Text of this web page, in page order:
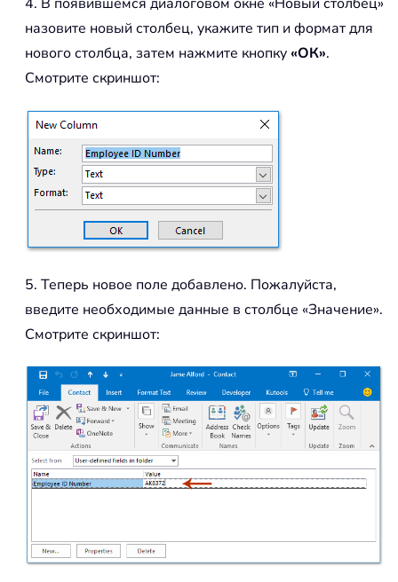
назовите новый столбец, укажите тип и формат для
нового столбца, затем нажмите кнопку «ОК».
Смотрите скриншот:
5. Теперь новое поле добавлено. Пожалуйста,
введите необходимые данные в столбце «Значение».
Смотрите скриншот: